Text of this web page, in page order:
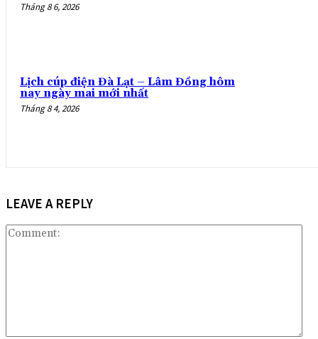
Tháng 8 6, 2026
Lịch cúp điện Đà Lạt – Lâm Đồng hôm
nay ngày mai mới nhất
Tháng 8 4, 2026
LEAVE A REPLY